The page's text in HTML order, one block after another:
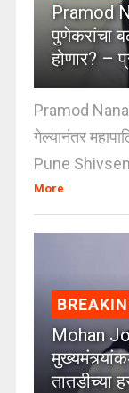
Pramod
पुणेकरांचा
होणार? –
Pramod
गेल्यानंतर
Pune
More
Mohan
तातडीच्या